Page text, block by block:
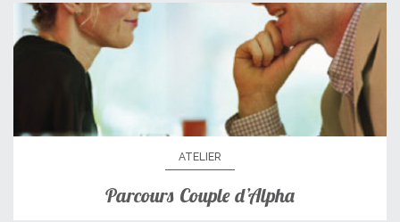
ATELIER
Parcours Couple d’Alpha